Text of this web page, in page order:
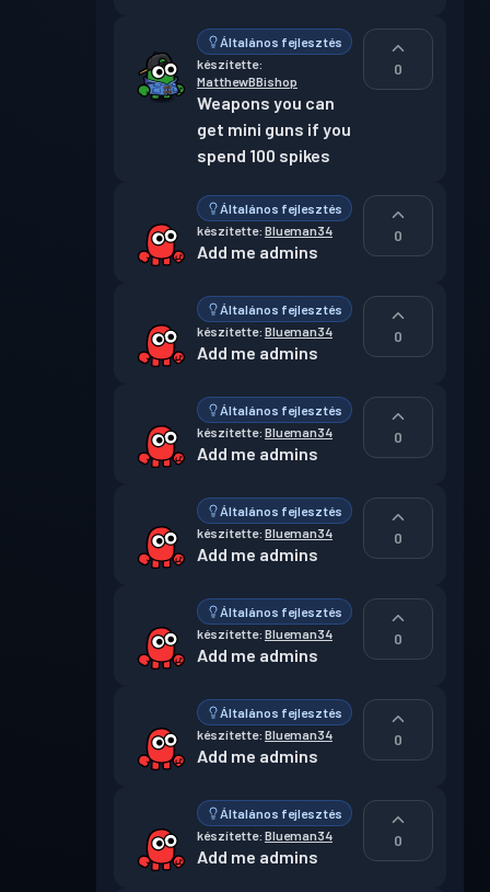
Általános fejlesztés
készítette:
MatthewBBishop
Weapons you can
get mini guns if you
spend 100 spikes
0
Általános fejlesztés
készítette: Blueman34
Add me admins
0
Általános fejlesztés
készítette: Blueman34
Add me admins
0
Általános fejlesztés
készítette: Blueman34
Add me admins
0
Általános fejlesztés
készítette: Blueman34
Add me admins
0
Általános fejlesztés
készítette: Blueman34
Add me admins
0
Általános fejlesztés
készítette: Blueman34
Add me admins
0
Általános fejlesztés
készítette: Blueman34
Add me admins
0